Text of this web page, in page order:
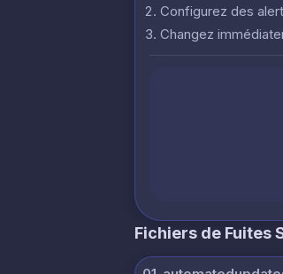
Configurez des
Changez
Fichiers de Fuites